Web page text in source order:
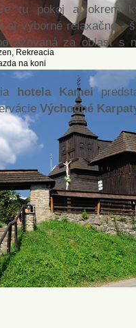
tu pokoj a okrem
aj výborné relaxačno -
za oblasť s
hotela Kamei
Východné